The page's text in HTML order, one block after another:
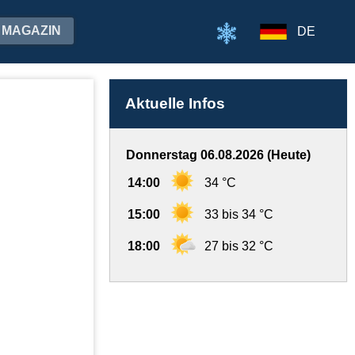
MAGAZIN DE
Aktuelle Infos
Donnerstag 06.08.2026 (Heute)
14:00 34 °C
15:00 33 bis 34 °C
18:00 27 bis 32 °C